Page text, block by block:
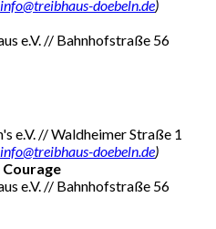
info@treibhaus-doebeln.de)
e.V. // Bahnhofstraße 56
e.V. // Waldheimer Straße 1
info@treibhaus-doebeln.de)
e.V. // Bahnhofstraße 56